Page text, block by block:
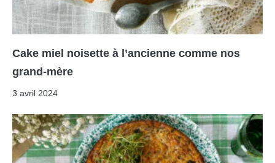
Cake miel noisette à l’ancienne comme nos
grand-mère
3 avril 2024